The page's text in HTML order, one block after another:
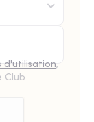
d'utilisation,
Club